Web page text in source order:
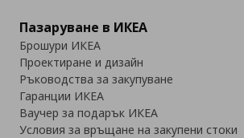
Пазаруване в ИКЕА
Брошури ИКЕА
Проектиране и дизайн
Ръководства за закупуване
Гаранции ИКЕА
Ваучер за подарък ИКЕА
Условия за връщане на закупени стоки